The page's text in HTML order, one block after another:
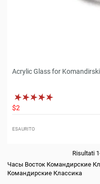
Acrylic Glass for
$2
ESAURITO
Risultati
Часы Восток Командирские
Командирские Классика